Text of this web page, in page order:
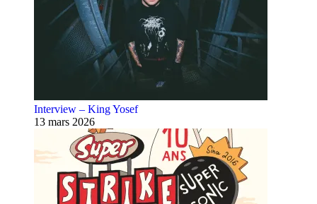
Interview – King Yosef
13 mars 2026